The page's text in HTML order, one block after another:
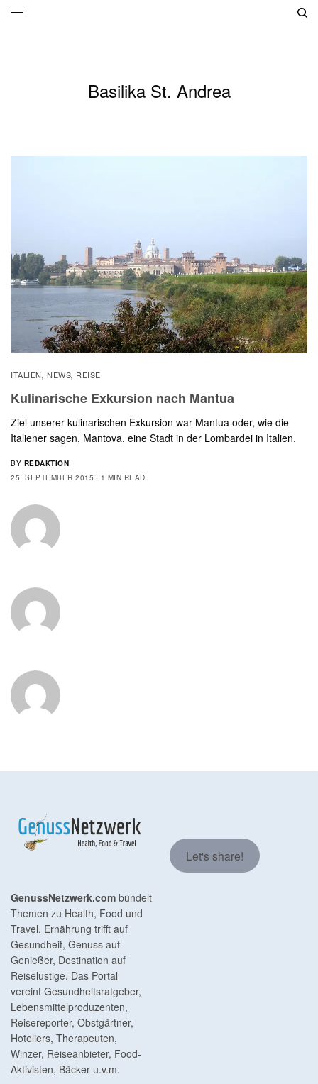
Basilika St. Andrea
ITALIEN, NEWS, REISE
Kulinarische Exkursion nach Mantua
Ziel unserer kulinarischen Exkursion war Mantua oder, wie die
Italiener sagen, Mantova, eine Stadt in der Lombardei in Italien.
BY REDAKTION
25. SEPTEMBER 2015
1 MIN READ
GenussNetzwerk.com bündelt
Themen zu Health, Food und
Travel. Ernährung trifft auf
Gesundheit, Genuss auf
Genießer, Destination auf
Reiselustige. Das Portal
vereint Gesundheitsratgeber,
Lebensmittelproduzenten,
Reisereporter, Obstgärtner,
Hoteliers, Therapeuten,
Winzer, Reiseanbieter, Food-
Aktivisten, Bäcker u.v.m.
Let's share!